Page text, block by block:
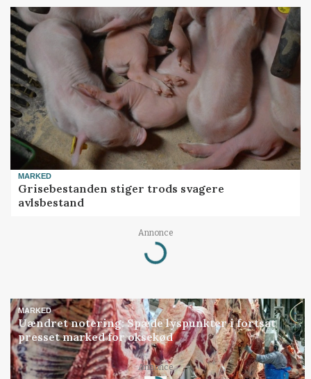
MARKED
Grisebestanden stiger trods svagere
avlsbestand
Annonce
Loading...
MARKED
Uændret notering: Spæde lyspunkter i fortsat
presset marked for oksekød
Annonce